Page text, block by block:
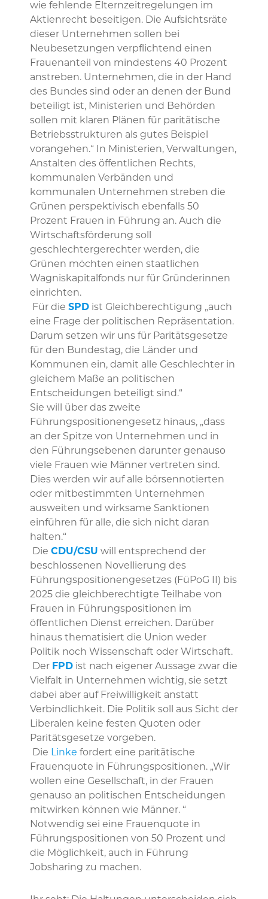
wie fehlende Elternzeitregelungen im
Aktienrecht beseitigen. Die Aufsichtsräte
dieser Unternehmen sollen bei
Neubesetzungen verpflichtend einen
Frauenanteil von mindestens 40 Prozent
anstreben. Unternehmen, die in der Hand
des Bundes sind oder an denen der Bund
beteiligt ist, Ministerien und Behörden
sollen mit klaren Plänen für paritätische
Betriebsstrukturen als gutes Beispiel
vorangehen.“ In Ministerien, Verwaltungen,
Anstalten des öffentlichen Rechts,
kommunalen Verbänden und
kommunalen Unternehmen streben die
Grünen perspektivisch ebenfalls 50
Prozent Frauen in Führung an. Auch die
Wirtschaftsförderung soll
geschlechtergerechter werden, die
Grünen möchten einen staatlichen
Wagniskapitalfonds nur für Gründerinnen
einrichten.
Für die SPD ist Gleichberechtigung „auch
eine Frage der politischen Repräsentation.
Darum setzen wir uns für Paritätsgesetze
für den Bundestag, die Länder und
Kommunen ein, damit alle Geschlechter in
gleichem Maße an politischen
Entscheidungen beteiligt sind.“
Sie will über das zweite
Führungspositionengesetz hinaus, „dass
an der Spitze von Unternehmen und in
den Führungsebenen darunter genauso
viele Frauen wie Männer vertreten sind.
Dies werden wir auf alle börsennotierten
oder mitbestimmten Unternehmen
ausweiten und wirksame Sanktionen
einführen für alle, die sich nicht daran
halten.“
Die CDU/CSU will entsprechend der
beschlossenen Novellierung des
Führungspositionengesetzes (FüPoG II) bis
2025 die gleichberechtigte Teilhabe von
Frauen in Führungspositionen im
öffentlichen Dienst erreichen. Darüber
hinaus thematisiert die Union weder
Politik noch Wissenschaft oder Wirtschaft.
Der FPD ist nach eigener Aussage zwar die
Vielfalt in Unternehmen wichtig, sie setzt
dabei aber auf Freiwilligkeit anstatt
Verbindlichkeit. Die Politik soll aus Sicht der
Liberalen keine festen Quoten oder
Paritätsgesetze vorgeben.
Die Linke fordert eine paritätische
Frauenquote in Führungspositionen. „Wir
wollen eine Gesellschaft, in der Frauen
genauso an politischen Entscheidungen
mitwirken können wie Männer. “
Notwendig sei eine Frauenquote in
Führungspositionen von 50 Prozent und
die Möglichkeit, auch in Führung
Jobsharing zu machen.